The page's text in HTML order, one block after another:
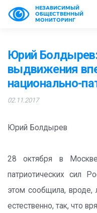
НЕЗАВИСИМЫЙ
ОБЩЕСТВЕННЫЙ
МОНИТОРИНГ
Юрий
выдвижения
национально-
02.11.2017
Юрий Болдырев
28 октября в
патриотических сил
этом сообщила, вроде,
естественно, так, что